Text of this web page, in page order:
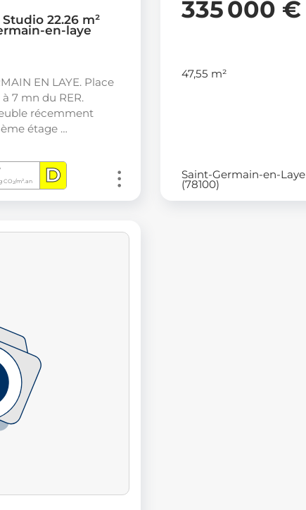
22.26 m²
en-laye
EN LAYE. Place
7 mn du RER.
récemment
étage …
CO2/m².an D
335 000 €
47,55 m²
Saint-Germain-en-Laye
(78100)